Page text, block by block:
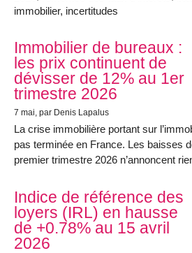
immobilier, incertitudes
Immobilier de bureaux :
les prix continuent de
dévisser de 12% au 1er
trimestre 2026
7 mai, par Denis Lapalus
La crise immobilière portant sur
pas terminée en France. Les baisses
premier trimestre 2026 n’annoncent
Indice de référence des
loyers (IRL) en hausse
de +0.78% au 15 avril
2026